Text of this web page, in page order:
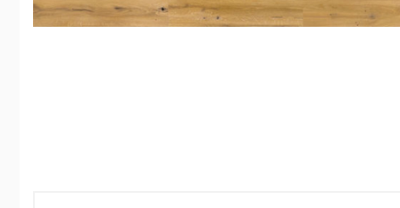
Panouri decorative de exterior